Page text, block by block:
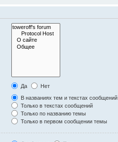
Да
Нет
В названиях тем и текстах сообщений
Только в текстах сообщений
Только по названию темы
Только в первом сообщении темы